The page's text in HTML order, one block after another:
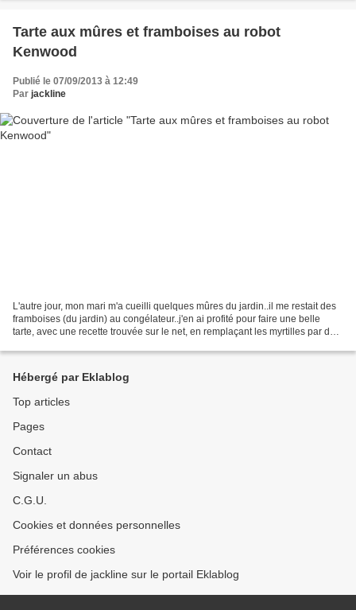
Tarte aux mûres et framboises au robot
Kenwood
Publié le 07/09/2013 à 12:49
Par jackline
L'autre jour, mon mari m'a cueilli quelques mûres du jardin..il me restait des
framboises (du jardin) au congélateur..j'en ai profité pour faire une belle
tarte, avec une recette trouvée sur le net, en remplaçant les myrtilles par des
Hébergé par Eklablog
Top articles
Pages
Contact
Signaler un abus
C.G.U.
Cookies et données personnelles
Préférences cookies
Voir le profil de jackline sur le portail Eklablog